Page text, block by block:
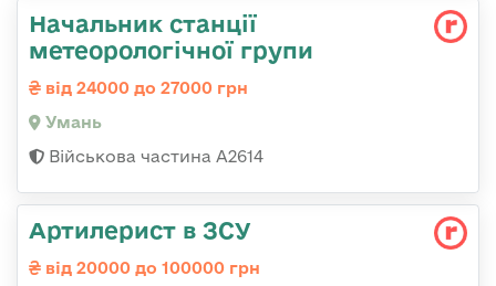
Начальник станції
метеорологічної групи
від 24000 до 27000 грн
Умань
Військова частина А2614
Артилерист в ЗСУ
від 20000 до 100000 грн